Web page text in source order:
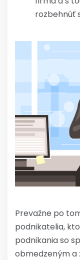
rozbehnúť
Prevažne po
podnikatelia,
podnikania so
obmedzeným a